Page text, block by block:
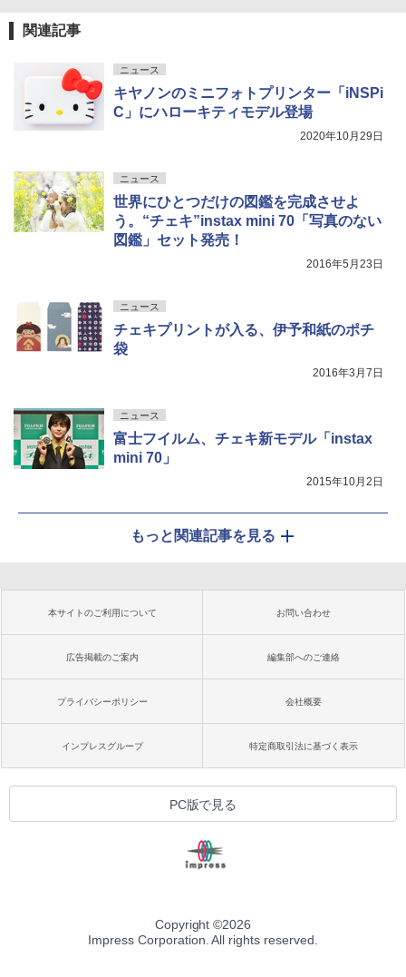
関連記事
ニュース
キヤノンのミニフォトプリンター「iNSPi
C」にハローキティモデル登場
2020年10月29日
ニュース
世界にひとつだけの図鑑を完成させよ
う。“チェキ”instax mini 70「写真のない
図鑑」セット発売！
2016年5月23日
ニュース
チェキプリントが入る、伊予和紙のポチ
袋
2016年3月7日
ニュース
富士フイルム、チェキ新モデル「instax
mini 70」
2015年10月2日
もっと関連記事を見る
本サイトのご利用について お問い合わせ
広告掲載のご案内 編集部へのご連絡
プライバシーポリシー 会社概要
インプレスグループ 特定商取引法に基づく表示
PC版で見る
Copyright ©2026
Impress Corporation. All rights reserved.